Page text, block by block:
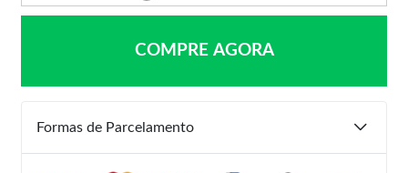
COMPRE AGORA
Formas de Parcelamento